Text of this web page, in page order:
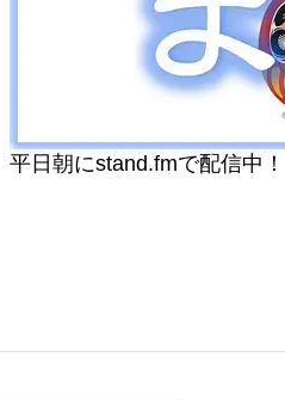
平日朝にstand.fmで配信中！